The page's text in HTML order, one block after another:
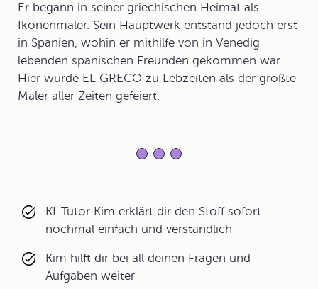
Er begann in seiner griechischen Heimat als
Ikonenmaler. Sein Hauptwerk entstand jedoch erst
in Spanien, wohin er mithilfe von in Venedig
lebenden spanischen Freunden gekommen war.
Hier wurde EL GRECO zu Lebzeiten als der größte
Maler aller Zeiten gefeiert.
KI-Tutor Kim erklärt dir den Stoff sofort
nochmal einfach und verständlich
Kim hilft dir bei all deinen Fragen und
Aufgaben weiter